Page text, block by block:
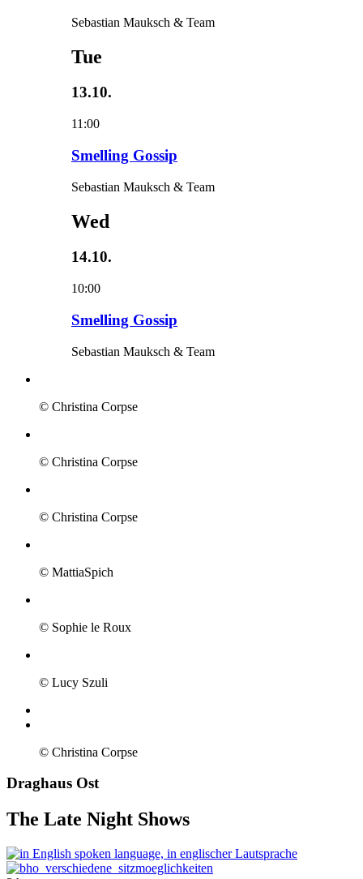
Sebastian Mauksch & Team
Tue
13.10.
11:00
Smelling Gossip
Sebastian Mauksch & Team
Wed
14.10.
10:00
Smelling Gossip
Sebastian Mauksch & Team
© Christina Corpse
© Christina Corpse
© Christina Corpse
© MattiaSpich
© Sophie le Roux
© Lucy Szuli
© Christina Corpse
Draghaus Ost
The Late Night Shows